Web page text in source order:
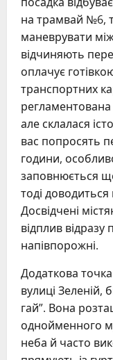
на трамвай №6,
маневрувати
відчиняють
оплачує
транспортних
але склалася
вас попросять
години,
заповнюється
тоді
Досвідчені
відплив
напівпорожні.
Додаткова
вулиці Зеленій,
гай”. Вона
однойменного
неба й часто